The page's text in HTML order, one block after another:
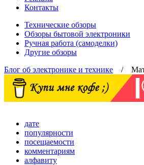
Контакты
Технические обзоры
Обзоры бытовой электроники
Ручная работа (самоделки)
Другие обзоры
Блог об электронике и технике /
дате
популярности
посещаемости
комментариям
алфавиту